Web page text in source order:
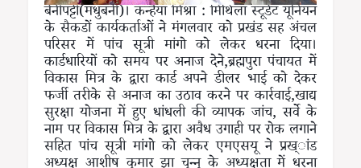
बेनीपट्टी(मधुबनी)। कन्हैया मिश्रा : मिथिला स्टूडेंट यूनियन
के सैकडों कार्यकर्ताओं ने मंगलवार को प्रखंड सह अंचल
परिसर में पांच सूत्री मांगो को लेकर धरना दिया।
कार्डधारियों को समय पर अनाज देने,ब्रह्मपुरा पंचायत में
विकास मित्र के द्वारा कार्ड अपने डीलर भाई को देकर
फर्जी तरीके से अनाज का उठाव करने पर कार्रवाई,खाद्य
सुरक्षा योजना में हुए धांधली की व्यापक जांच, सर्वे के
नाम पर विकास मित्र के द्वारा अवैध उगाही पर रोक लगाने
सहित पांच सूत्री मांगो को लेकर एमएसयू ने प्रख्ांड